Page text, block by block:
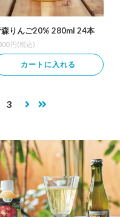
りんご20% 280ml 24本
円(税込)
カートに入れる
3